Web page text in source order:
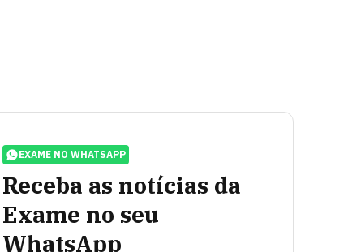
EXAME NO WHATSAPP
Receba as notícias da
Exame no seu
WhatsApp